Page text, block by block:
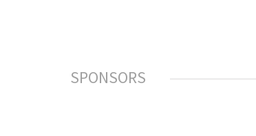
SPONSORS